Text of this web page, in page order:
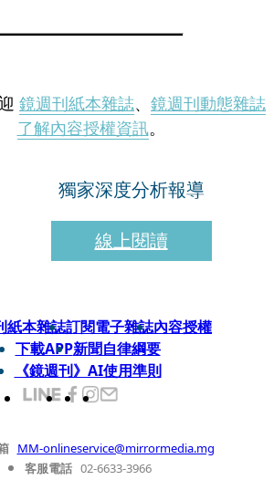
鏡週刊紙本雜誌、 鏡週刊動態雜誌
了解內容授權資訊。
獨家深度分析報導
線上閱讀
紙本雜誌訂閱電子雜誌內容授權
下載APP新聞自律綱要
《鏡週刊》AI使用準則
MM-onlineservice@mirrormedia.mg
客服電話 02-6633-3966